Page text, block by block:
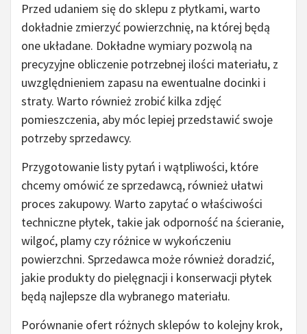
Przed udaniem się do sklepu z płytkami, warto
dokładnie zmierzyć powierzchnię, na której będą
one układane. Dokładne wymiary pozwolą na
precyzyjne obliczenie potrzebnej ilości materiału, z
uwzględnieniem zapasu na ewentualne docinki i
straty. Warto również zrobić kilka zdjęć
pomieszczenia, aby móc lepiej przedstawić swoje
potrzeby sprzedawcy.
Przygotowanie listy pytań i wątpliwości, które
chcemy omówić ze sprzedawcą, również ułatwi
proces zakupowy. Warto zapytać o właściwości
techniczne płytek, takie jak odporność na ścieranie,
wilgoć, plamy czy różnice w wykończeniu
powierzchni. Sprzedawca może również doradzić,
jakie produkty do pielęgnacji i konserwacji płytek
będą najlepsze dla wybranego materiału.
Porównanie ofert różnych sklepów to kolejny krok,